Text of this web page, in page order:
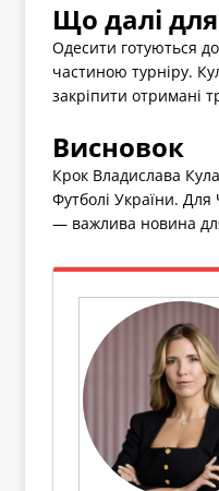
Що далі
Одесити готуються
частиною турніру.
закріпити отримані
Висновок
Крок Владислава
Футболі України.
— важлива новина